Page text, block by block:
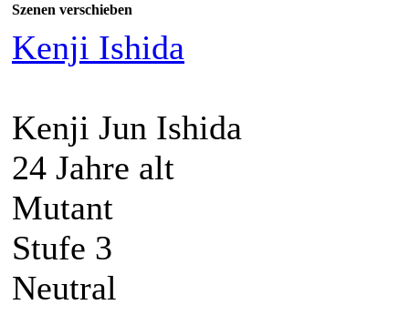
Szenen verschieben
Kenji Ishida
Kenji Jun Ishida
24 Jahre alt
Mutant
Stufe 3
Neutral